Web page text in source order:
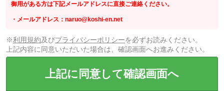
御用がある方は下記メールアドレスに直接ご連絡ください。
・メールアドレス：naruo@koshi-en.net
※利用規約及びプライバシーポリシーを必ずお読みください。
上記内容に同意いただいた場合は、確認画面へお進みください。
上記に同意して確認画面へ